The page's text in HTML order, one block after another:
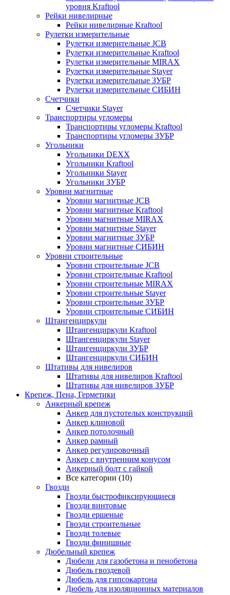
уровня Kraftool
Рейки нивелирные
Рейки нивелирные Kraftool
Рулетки измерительные
Рулетки измерительные JCB
Рулетки измерительные Kraftool
Рулетки измерительные MIRAX
Рулетки измерительные Stayer
Рулетки измерительные ЗУБР
Рулетки измерительные СИБИН
Счетчики
Счетчики Stayer
Транспортиры угломеры
Транспортиры угломеры Kraftool
Транспортиры угломеры ЗУБР
Угольники
Угольники DEXX
Угольники Kraftool
Угольники Stayer
Угольники ЗУБР
Уровни магнитные
Уровни магнитные JCB
Уровни магнитные Kraftool
Уровни магнитные MIRAX
Уровни магнитные Stayer
Уровни магнитные ЗУБР
Уровни магнитные СИБИН
Уровни строительные
Уровни строительные JCB
Уровни строительные Kraftool
Уровни строительные MIRAX
Уровни строительные Stayer
Уровни строительные ЗУБР
Уровни строительные СИБИН
Штангенциркули
Штангенциркули Kraftool
Штангенциркули Stayer
Штангенциркули ЗУБР
Штангенциркули СИБИН
Штативы для нивелиров
Штативы для нивелиров Kraftool
Штативы для нивелиров ЗУБР
Крепеж, Пена, Герметики
Анкерный крепеж
Анкер для пустотелых конструкций
Анкер клиновой
Анкер потолочный
Анкер рамный
Анкер регулировочный
Анкер с внутренним конусом
Анкерный болт с гайкой
Все категории (10)
Гвозди
Гвозди быстрофиксирующиеся
Гвозди винтовые
Гвозди ершеные
Гвозди строительные
Гвозди толевые
Гвозди финишные
Дюбельный крепеж
Дюбели для газобетона и пенобетона
Дюбель гвоздевой
Дюбель для гипсокартона
Дюбель для изоляционных материалов